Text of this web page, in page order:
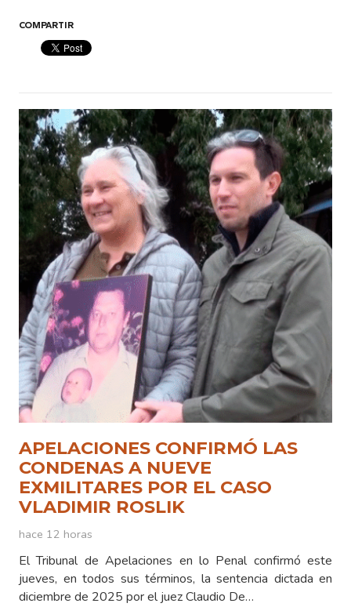
COMPARTIR
APELACIONES CONFIRMÓ LAS
CONDENAS A NUEVE
EXMILITARES POR EL CASO
VLADIMIR ROSLIK
hace 12 horas
El Tribunal de Apelaciones en lo Penal confirmó este
jueves, en todos sus términos, la sentencia dictada en
diciembre de 2025 por el juez Claudio De…